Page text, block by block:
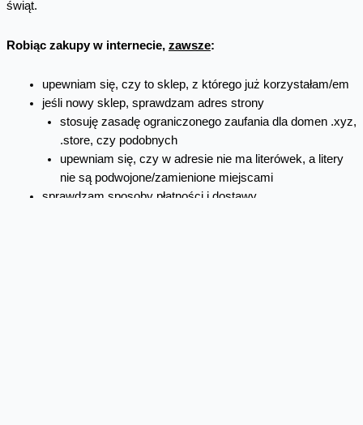
świąt.
Robiąc zakupy w internecie, zawsze:
upewniam się, czy to sklep, z którego już korzystałam/em
jeśli nowy sklep, sprawdzam adres strony
stosuję zasadę ograniczonego zaufania dla domen .xyz,
.store, czy podobnych
upewniam się, czy w adresie nie ma literówek, a litery
nie są podwojone/zamienione miejscami
sprawdzam sposoby płatności i dostawy